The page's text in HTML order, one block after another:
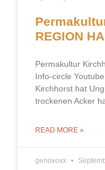
REGION
Permakultur
Info-circle
Kirchhorst hat
trockenen Acker
READ MORE »
genovoxx